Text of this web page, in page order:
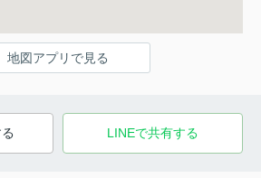
地図アプリで見る
LINEで共有する